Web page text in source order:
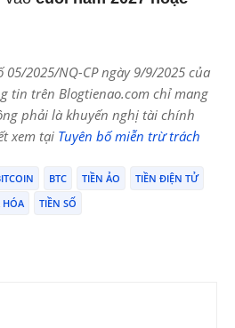
2025/NQ-CP ngày 9/9/2025 của
tin trên Blogtienao.com chỉ mang
phải là khuyến nghị tài chính
xem tại Tuyên bố miễn trừ trách
BTC TIỀN ẢO
TIỀN ĐIỆN TỬ
HÓA TIỀN SỐ